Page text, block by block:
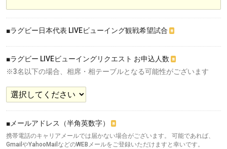
■ラグビー日本代表 LIVEビューイング観戦希望試合 ※
■ラグビー LIVEビューイングリクエスト お申込人数 ※
※3名以下の場合、相席・相テーブルとなる可能性がございます
■メールアドレス（半角英数字） ※
携帯電話のキャリアメールでは届かない場合がございます。 可能であれば、
GmailやYahooMailなどのWEBメールをご登録いただけますと幸いです。